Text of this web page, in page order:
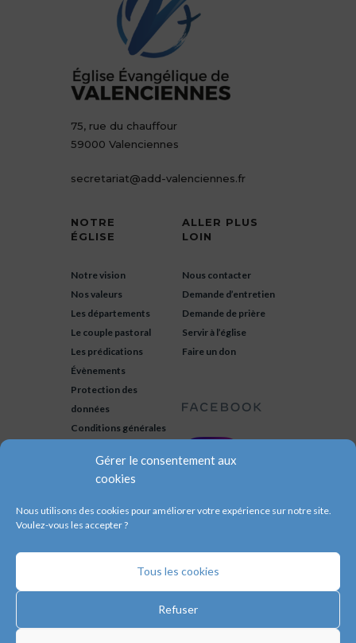
Gérer le consentement aux
cookies
Nous utilisons des cookies pour améliorer votre expérience sur notre site.
Voulez-vous les accepter ?
Tous les cookies
Refuser
75, rue du chauffour
59000 Valenciennes
secretariat@add-valenciennes.fr
NOTRE
ÉGLISE
Notre vision
Nos valeurs
Les départements
Le couple pastoral
Les prédications
Évènements
Protection des
données
Conditions générales
ALLER PLUS
LOIN
Nous contacter
Demande d’entretien
Demande de prière
Servir à l’église
Faire un don
de Dieuet du